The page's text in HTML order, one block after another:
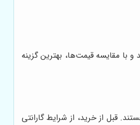
با مقایسه قیمت‌ها، بهترین گزینه
قبل از خرید، از شرایط گارانتی